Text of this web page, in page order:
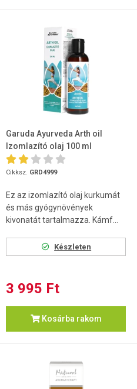
Garuda Ayurveda Arth oil
Izomlazító olaj 100 ml
Cikksz. GRD4999
Ez az izomlazító olaj kurkumát
és más gyógynövények
kivonatát tartalmazza. Kámf...
Készleten
3 995 Ft
Kosárba rakom